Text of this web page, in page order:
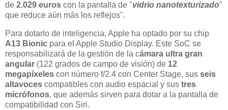
de 2.029 euros con la pantalla de "vidrio nanotexturizado"
que reduce aún más los reflejos".
Para dotarlo de inteligencia, Apple ha optado por su chip
A13 Bionic para el Apple Studio Display. Este SoC se
responsabilizará de la gestión de la cámara ultra gran
angular (122 grados de campo de visión) de 12
megapíxeles con número f/2.4 con Center Stage, sus seis
altavoces compatibles con audio espacial y sus tres
micrófonos, que además sirven para dotar a la pantalla de
compatibilidad con Siri.